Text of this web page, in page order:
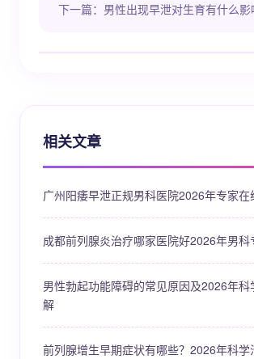
下一篇：男性出现早泄对生育有什么影
相关文章
广州阳痿早泄正规男科医院2026年专家在
成都前列腺炎治疗哪家医院好2026年男科
男性勃起功能障碍的常见原因及2026年
解
前列腺增生早期症状有哪些？2026年科学